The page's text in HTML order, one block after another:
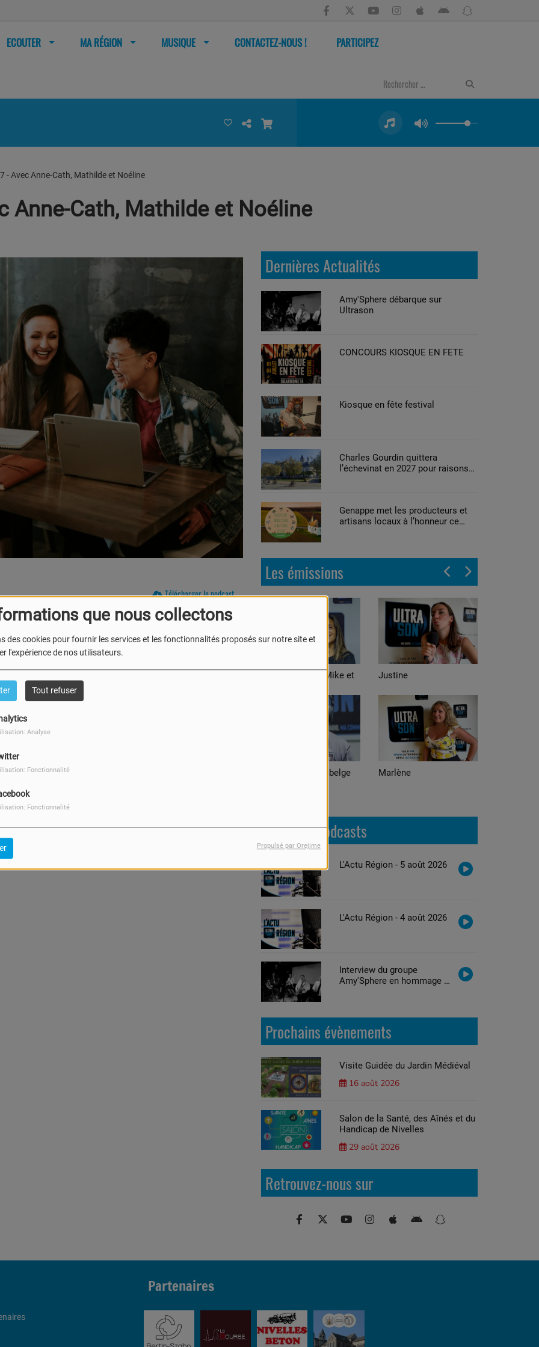
que nous collectons
des cookies pour fournir les services et les fonctionnalités proposés sur notre site et
l'expérience de nos utilisateurs.
Tout refuser
Analyse
Fonctionnalité
Fonctionnalité
Propulsé par Orejime
ECOUTER MA RÉGION MUSIQUE CONTACTEZ-NOUS ! PARTICIPEZ
- Avec Anne-Cath, Mathilde et Noéline
Anne-Cath, Mathilde et Noéline
Télécharger le podcast
direct de 18h à 19h sur Ultrason.
et Noéline.
Dernières Actualités
Amy'Sphere débarque sur
Ultrason
CONCOURS KIOSQUE EN FETE
Kiosque en fête festival
Charles Gourdin quittera
l’échevinat en 2027 pour raisons
Genappe met les producteurs et
artisans locaux à l’honneur ce
Les émissions
Alexis
Adrian
Derniers podcasts
L'Actu Région - 5 août 2026
L'Actu Région - 4 août 2026
Interview du groupe
Amy'Sphere en hommage à
Prochains évènements
Visite Guidée du Jardin Médiéval
16 août 2026
Salon de la Santé, des Aînés et du
Handicap de Nivelles
29 août 2026
Retrouvez-nous sur
Partenaires